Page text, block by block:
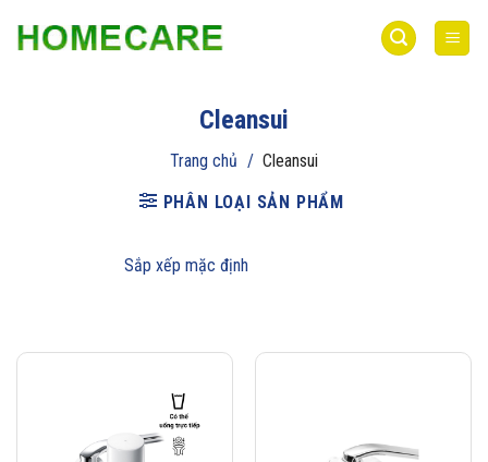
qua
Cleansui
Trang chủ / Cleansui
PHÂN LOẠI SẢN PHẨM